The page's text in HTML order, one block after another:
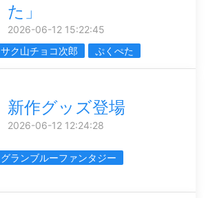
た」
2026-06-12 15:22:45
サク山チョコ次郎 ぷくぺた
新作グッズ登場
2026-06-12 12:24:28
グランブルーファンタジー